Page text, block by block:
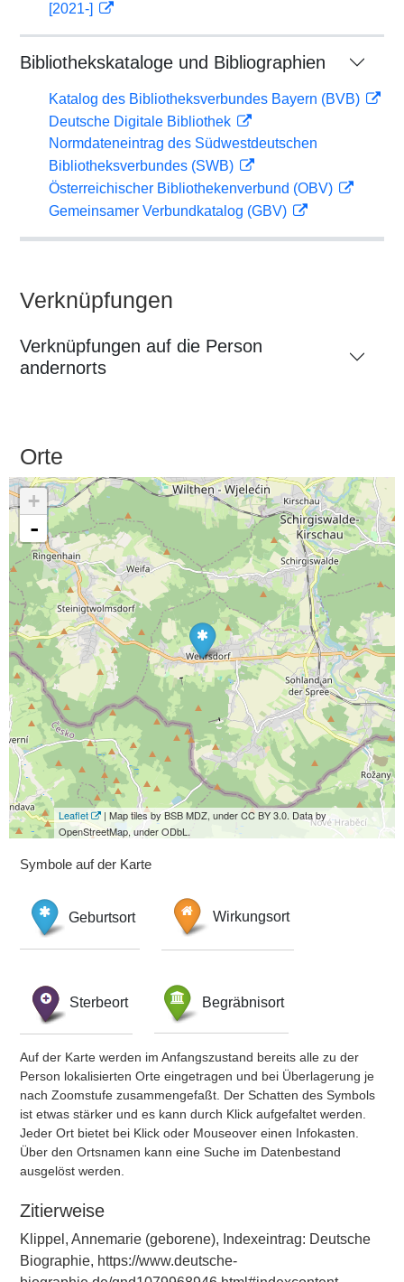
[2021-]
Bibliothekskataloge und Bibliographien
Katalog des Bibliotheksverbundes Bayern (BVB)
Deutsche Digitale Bibliothek
Normdateneintrag des Südwestdeutschen
Bibliotheksverbundes (SWB)
Österreichischer Bibliothekenverbund (OBV)
Gemeinsamer Verbundkatalog (GBV)
Verknüpfungen
Verknüpfungen auf die Person
andernorts
Orte
+
-
Leaflet
| Map tiles by BSB MDZ, under CC BY 3.0. Data by
OpenStreetMap, under ODbL.
Symbole auf der Karte
Geburtsort Wirkungsort
Sterbeort Begräbnisort
Auf der Karte werden im Anfangszustand bereits alle zu der
Person lokalisierten Orte eingetragen und bei Überlagerung je
nach Zoomstufe zusammengefaßt. Der Schatten des Symbols
ist etwas stärker und es kann durch Klick aufgefaltet werden.
Jeder Ort bietet bei Klick oder Mouseover einen Infokasten.
Über den Ortsnamen kann eine Suche im Datenbestand
ausgelöst werden.
Zitierweise
Klippel, Annemarie (geborene), Indexeintrag: Deutsche
Biographie, https://www.deutsche-